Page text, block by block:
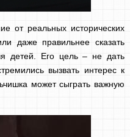
от реальных исторических
даже правильнее сказать
детей. Его цель – не дать
вызвать интерес к
может сыграть важную